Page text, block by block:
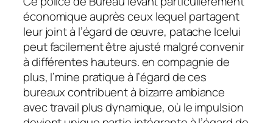
économique auprès ceux lequel partagent
leur joint à l’égard de œuvre, patache Icelui
peut facilement être ajusté malgré convenir
à différentes hauteurs. en compagnie de
plus, l’mine pratique à l’égard de ces
bureaux contribuent à bizarre ambiance
avec travail plus dynamique, où le impulsion